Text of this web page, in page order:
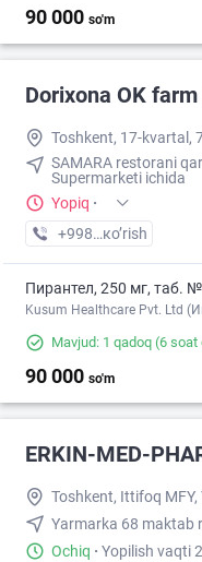
90 000 so'm
Dorixona ОK
Toshkent, 17-kvartal,
SAMARA restorani
Supermarketi ichida
Yopiq ·
+998 (90) XXX-XX-XX
кo’rish
Пирантел, 250 мг, таб.
Kusum Healthcare Pvt. Ltd
Mavjud: 1 qadoq (6 soat
90 000 so'm
ERKIN-MED-
Toshkent, Ittifoq MFY,
Yarmarka 68 maktab
Ochiq · Yopilish vaqti